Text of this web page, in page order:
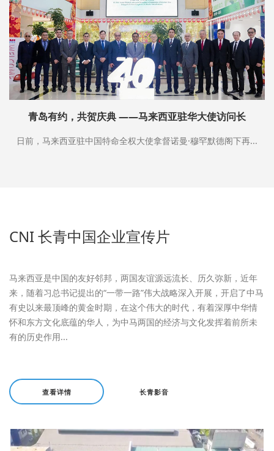
青岛有约，共贺庆典 ——马来西亚驻华大使访问长
日前，马来西亚驻中国特命全权大使拿督诺曼·穆罕默德阁下再...
CNI 长青中国企业宣传片
马来西亚是中国的友好邻邦，两国友谊源远流长、历久弥新，近年
来，随着习总书记提出的“一带一路”伟大战略深入开展，开启了中马
有史以来最顶峰的黄金时期，在这个伟大的时代，有着深厚中华情
怀和东方文化底蕴的华人，为中马两国的经济与文化发挥着前所未
有的历史作用...
查看详情 长青影音